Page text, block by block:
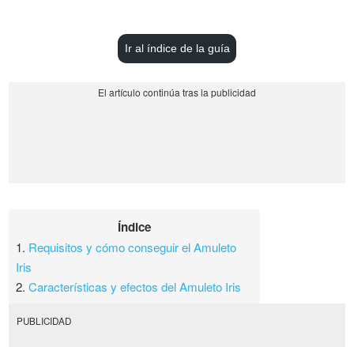
Ir al índice de la guía
Índice
1. Requisitos y cómo conseguir el Amuleto
Iris
2.Características y efectos del Amuleto Iris
PUBLICIDAD